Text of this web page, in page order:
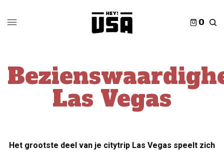
0
Las Vegas
Het grootste deel van je citytrip Las Vegas speelt zich